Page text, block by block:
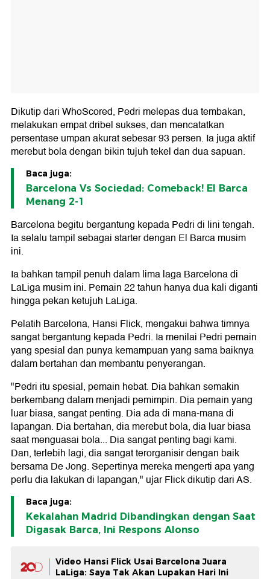
Dikutip dari WhoScored, Pedri melepas dua tembakan,
melakukan empat dribel sukses, dan mencatatkan
persentase umpan akurat sebesar 93 persen. Ia juga aktif
merebut bola dengan bikin tujuh tekel dan dua sapuan.
Baca juga:
Barcelona Vs Sociedad: Comeback! El Barca
Menang 2-1
Barcelona begitu bergantung kepada Pedri di lini tengah.
Ia selalu tampil sebagai starter dengan El Barca musim
ini.
Ia bahkan tampil penuh dalam lima laga Barcelona di
LaLiga musim ini. Pemain 22 tahun hanya dua kali diganti
hingga pekan ketujuh LaLiga.
Pelatih Barcelona, Hansi Flick, mengakui bahwa timnya
sangat bergantung kepada Pedri. Ia menilai Pedri pemain
yang spesial dan punya kemampuan yang sama baiknya
dalam bertahan dan membantu penyerangan.
"Pedri itu spesial, pemain hebat. Dia bahkan semakin
berkembang dalam menjadi pemimpin. Dia pemain yang
luar biasa, sangat penting. Dia ada di mana-mana di
lapangan. Dia bertahan, dia merebut bola, dia luar biasa
saat menguasai bola... Dia sangat penting bagi kami.
Dan, terlebih lagi, dia sangat terorganisir dengan baik
bersama De Jong. Sepertinya mereka mengerti apa yang
perlu dia lakukan di lapangan," ujar Flick dikutip dari AS.
Baca juga:
Kekalahan Madrid Dibandingkan dengan Saat
Digasak Barca, Ini Respons Alonso
Video Hansi Flick Usai Barcelona Juara
LaLiga: Saya Tak Akan Lupakan Hari Ini